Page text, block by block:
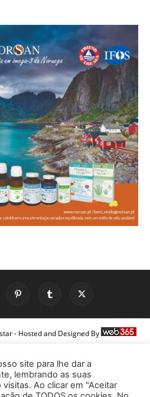
- Hosted and Designed By
site para lhe dar a
lembrando as suas
Ao clicar em "Aceitar